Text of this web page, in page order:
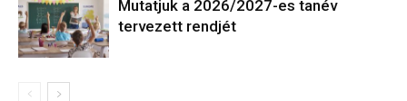
Mutatjuk a 2026/2027-es tanév
tervezett rendjét